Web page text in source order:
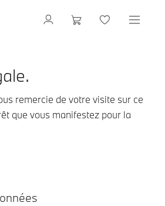
remercie de votre visite sur ce
que vous manifestez pour la